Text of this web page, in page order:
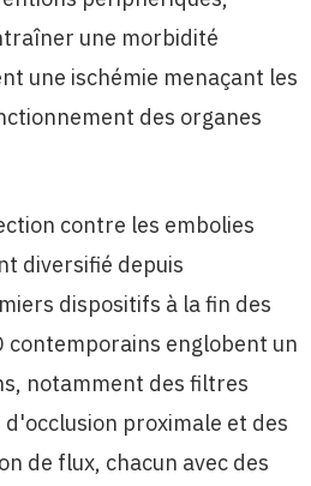
une morbidité
une ischémie menaçant les
des organes
contre les embolies
diversifié depuis
dispositifs à la fin des
contemporains englobent un
notamment des filtres
proximale et des
de flux, chacun avec des